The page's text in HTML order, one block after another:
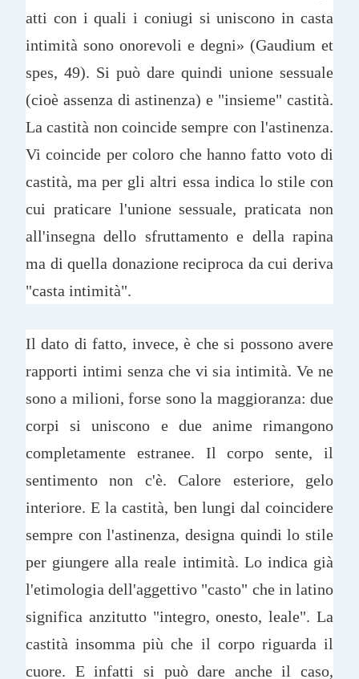
atti con i quali i coniugi si uniscono in casta
intimità sono onorevoli e degni» (Gaudium et
spes, 49). Si può dare quindi unione sessuale
(cioè assenza di astinenza) e "insieme" castità.
La castità non coincide sempre con l'astinenza.
Vi coincide per coloro che hanno fatto voto di
castità, ma per gli altri essa indica lo stile con
cui praticare l'unione sessuale, praticata non
all'insegna dello sfruttamento e della rapina
ma di quella donazione reciproca da cui deriva
"casta intimità".
Il dato di fatto, invece, è che si possono avere
rapporti intimi senza che vi sia intimità. Ve ne
sono a milioni, forse sono la maggioranza: due
corpi si uniscono e due anime rimangono
completamente estranee. Il corpo sente, il
sentimento non c'è. Calore esteriore, gelo
interiore. E la castità, ben lungi dal coincidere
sempre con l'astinenza, designa quindi lo stile
per giungere alla reale intimità. Lo indica già
l'etimologia dell'aggettivo "casto" che in latino
significa anzitutto "integro, onesto, leale". La
castità insomma più che il corpo riguarda il
cuore. E infatti si può dare anche il caso,